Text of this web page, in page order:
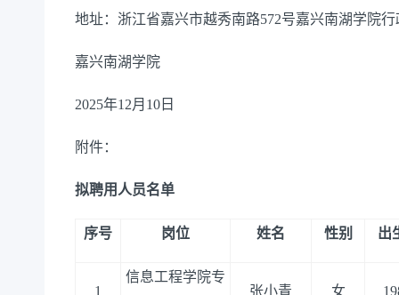
地址：浙江省嘉兴市越秀南路572号嘉兴南湖学院行
嘉兴南湖学院
2025年12月10日
附件：
拟聘用人员名单
序号 岗位 姓名 性别 出
1
信息工程学院专
张小青
女